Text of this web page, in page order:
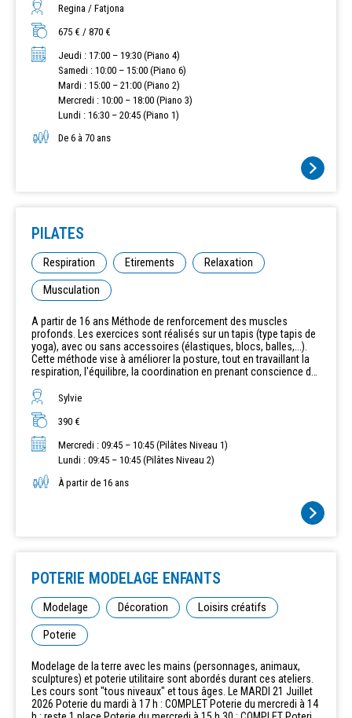
30 minutes. Cours les lundi, mardi, mercredi, jeudi et samedi.
Regina / Fatjona
675 € / 870 €
Jeudi : 17:00 – 19:30 (Piano 4)
Samedi : 10:00 – 15:00 (Piano 6)
Mardi : 15:00 – 21:00 (Piano 2)
Mercredi : 10:00 – 18:00 (Piano 3)
Lundi : 16:30 – 20:45 (Piano 1)
De 6 à 70 ans
PILATES
Respiration Etirements
Relaxation
Musculation
A partir de 16 ans Méthode de renforcement des muscles
profonds. Les exercices sont réalisés sur un tapis (type tapis de
yoga), avec ou sans accessoires (élastiques, blocs, balles,...).
Cette méthode vise à améliorer la posture, tout en travaillant la
respiration, l'équilibre, la coordination en prenant conscience de
d'accéder à une détente complète du corps.
Sylvie
390 €
Mercredi : 09:45 – 10:45 (Pilâtes Niveau 1)
Lundi : 09:45 – 10:45 (Pilâtes Niveau 2)
À partir de 16 ans
POTERIE MODELAGE ENFANTS
Modelage Décoration
Loisirs créatifs
Poterie
Modelage de la terre avec les mains (personnages, animaux,
sculptures) et poterie utilitaire sont abordés durant ces ateliers.
Les cours sont "tous niveaux" et tous âges. Le MARDI 21 Juillet
2026 Poterie du mardi à 17 h : COMPLET Poterie du mercredi à 14